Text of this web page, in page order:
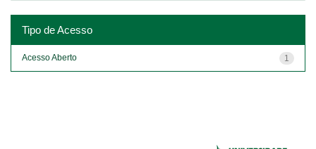
Tipo de Acesso
1
Acesso Aberto